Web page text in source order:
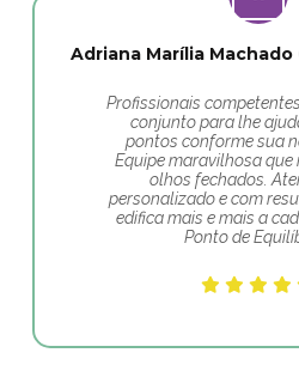
Adriana Marília
Profissionais
conjunto para lhe
pontos conforme sua
Equipe maravilhosa que
olhos fechados.
personalizado e com
edifica mais e mais a
Ponto de